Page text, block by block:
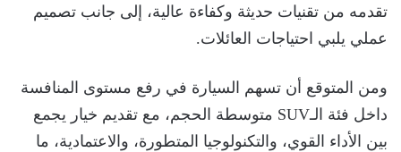
تقدمه من تقنيات حديثة وكفاءة عالية، إلى جانب تصميم
عملي يلبي احتياجات العائلات.
ومن المتوقع أن تسهم السيارة في رفع مستوى المنافسة
داخل فئة الـSUV متوسطة الحجم، مع تقديم خيار يجمع
بين الأداء القوي، والتكنولوجيا المتطورة، والاعتمادية، ما